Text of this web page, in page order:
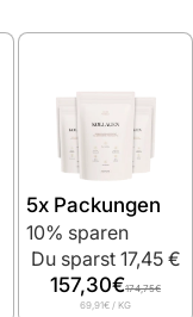
5x Packungen
10% sparen
Du sparst 17,45 €
157,30€174,75€
69,91€ / KG